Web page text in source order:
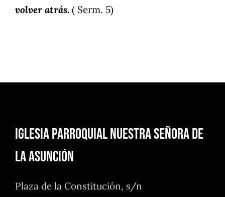
volver atrás. ( Serm. 5)
Iglesia Parroquial Nuestra Señora de
la Asunción
Plaza de la Constitución, s/n